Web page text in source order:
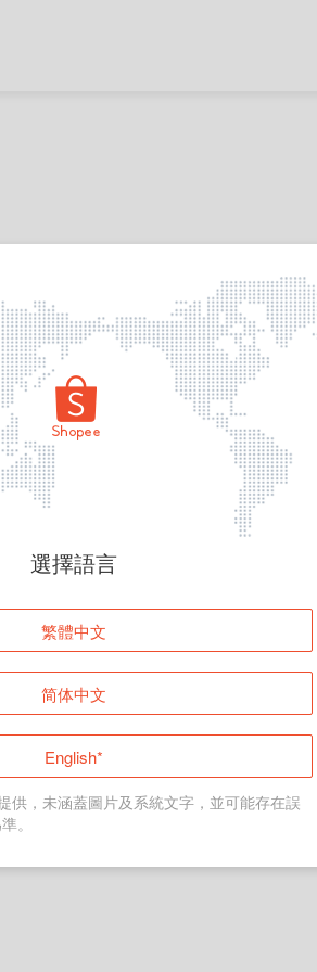
頁面無法顯示
登入
返回首頁
選擇語言
繁體中文
简体中文
English*
供，未涵蓋圖片及系統文字，並可能存在誤
。